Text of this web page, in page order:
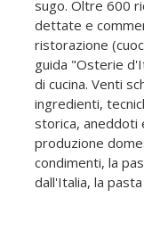
sugo. Oltre 600
dettate e
ristorazione
guida "Osterie
di cucina. Venti
ingredienti,
storica, aneddoti
produzione
condimenti, la
dall'Italia, la